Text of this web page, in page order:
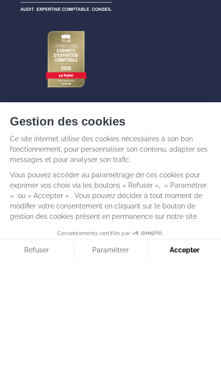
Nos cabinets
TalenzAres
TalenzAlteis
TalenzComexpert
TalenzMGA
Sofidem
TalenzToadenn